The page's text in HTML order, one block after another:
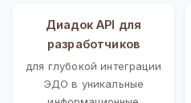
Диадок API для
разработчиков
для глубокой интеграции
ЭДО в уникальные